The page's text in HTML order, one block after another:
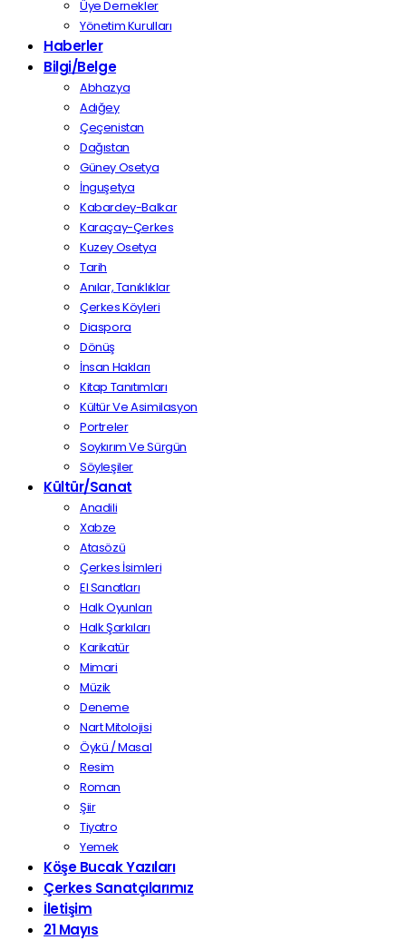
Üye Dernekler
Yönetim Kurulları
Haberler
Bilgi/Belge
Abhazya
Adığey
Çeçenistan
Dağıstan
Güney Osetya
İnguşetya
Kabardey-Balkar
Karaçay-Çerkes
Kuzey Osetya
Tarih
Anılar, Tanıklıklar
Çerkes Köyleri
Diaspora
Dönüş
İnsan Hakları
Kitap Tanıtımları
Kültür Ve Asimilasyon
Portreler
Soykırım Ve Sürgün
Söyleşiler
Kültür/Sanat
Anadili
Xabze
Atasözü
Çerkes İsimleri
El Sanatları
Halk Oyunları
Halk Şarkıları
Karikatür
Mimari
Müzik
Deneme
Nart Mitolojisi
Öykü / Masal
Resim
Roman
Şiir
Tiyatro
Yemek
Köşe Bucak Yazıları
Çerkes Sanatçılarımız
İletişim
21 Mayıs